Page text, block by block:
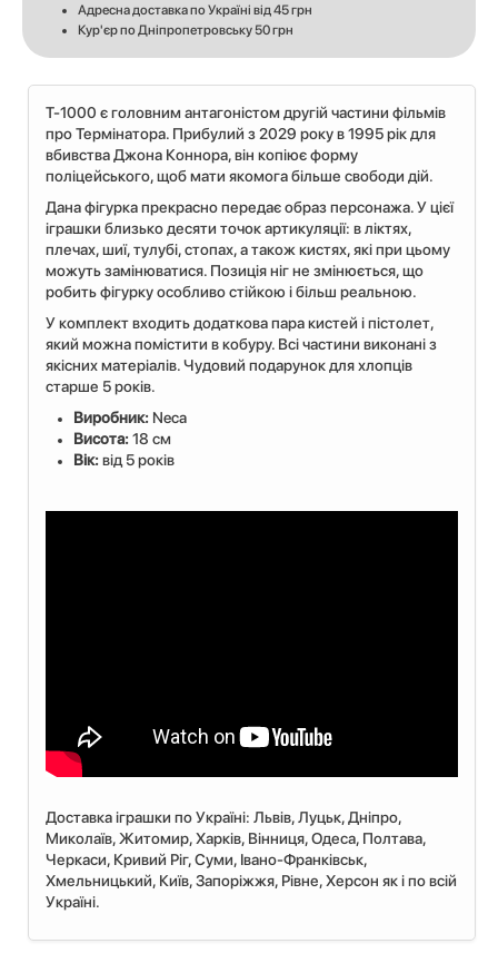
Адресна доставка по Україні від 45 грн
Кур'єр по Дніпропетровську 50 грн
T-1000 є головним антагоністом другій частини фільмів
про Термінатора. Прибулий з 2029 року в 1995 рік для
вбивства Джона Коннора, він копіює форму
поліцейського, щоб мати якомога більше свободи дій.
Дана фігурка прекрасно передає образ персонажа. У цієї
іграшки близько десяти точок артикуляції: в ліктях,
плечах, шиї, тулубі, стопах, а також кистях, які при цьому
можуть замінюватися. Позиція ніг не змінюється, що
робить фігурку особливо стійкою і більш реальною.
У комплект входить додаткова пара кистей і пістолет,
який можна помістити в кобуру. Всі частини виконані з
якісних матеріалів. Чудовий подарунок для хлопців
старше 5 років.
Виробник: Neca
Висота:18 см
Вік:від 5 років
Доставка іграшки по Україні: Львiв, Луцьк, Дніпро,
Миколаїв, Житомир, Харків, Вінниця, Одеса, Полтава,
Черкаси, Кривий Ріг, Суми, Івано-Франківськ,
Хмельницький, Київ, Запоріжжя, Рівне, Херсон як і по всій
Україні.